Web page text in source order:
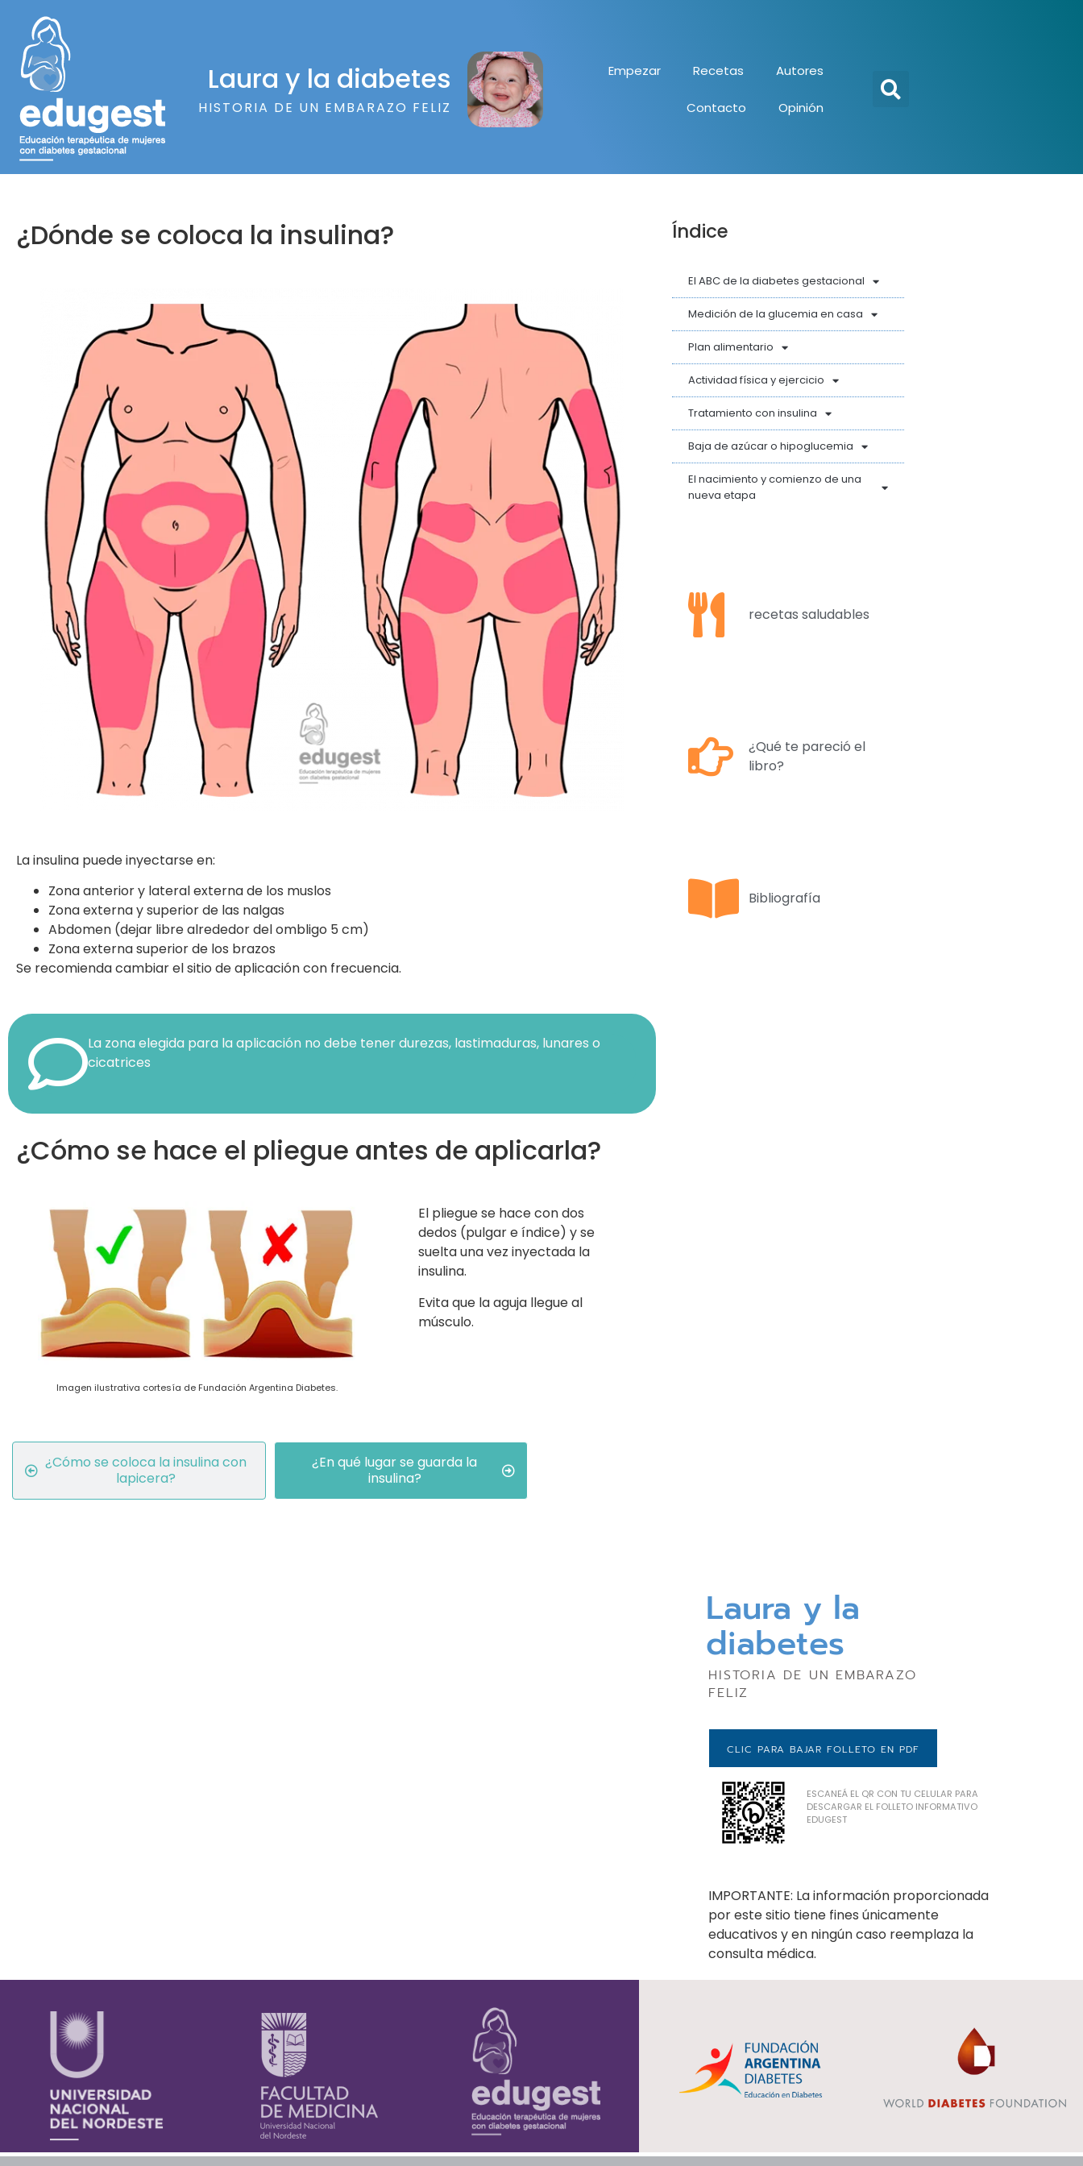
Laura y la diabetes
HISTORIA DE UN EMBARAZO FELIZ
Empezar Recetas Autores
Contacto Opinión
¿Dónde se coloca la insulina?
La insulina puede inyectarse en:
Zona anterior y lateral externa de los muslos
Zona externa y superior de las nalgas
Abdomen (dejar libre alrededor del ombligo 5 cm)
Zona externa superior de los brazos
Se recomienda cambiar el sitio de aplicación con frecuencia.
La zona elegida para la aplicación no debe tener durezas, lastimaduras, lunares o
cicatrices
¿Cómo se hace el pliegue antes de aplicarla?
Imagen ilustrativa cortesía de Fundación Argentina Diabetes.
El pliegue se hace con dos
dedos (pulgar e índice) y se
suelta una vez inyectada la
insulina.
Evita que la aguja llegue al
músculo.
¿Cómo se coloca la insulina con
lapicera?
¿En qué lugar se guarda la
insulina?
Índice
El ABC de la diabetes gestacional
Medición de la glucemia en casa
Plan alimentario
Actividad física y ejercicio
Tratamiento con insulina
Baja de azúcar o hipoglucemia
El nacimiento y comienzo de una
nueva etapa
recetas saludables
¿Qué te pareció el
libro?
Bibliografía
Laura y la
diabetes
HISTORIA DE UN EMBARAZO
FELIZ
CLIC PARA BAJAR FOLLETO EN PDF
ESCANEÁ EL QR CON TU CELULAR PARA
DESCARGAR EL FOLLETO INFORMATIVO
EDUGEST
IMPORTANTE: La información proporcionada
por este sitio tiene fines únicamente
educativos y en ningún caso reemplaza la
consulta médica.